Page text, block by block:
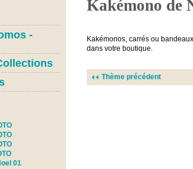
-
01
Kakémono de
Kakémonos, carrés ou
dans votre boutique.
Thème précédent